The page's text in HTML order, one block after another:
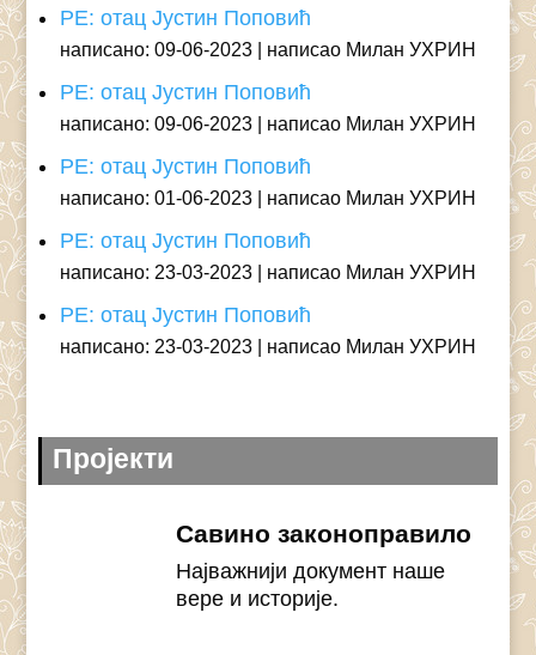
РЕ: отац Јустин Поповић
написано: 09-06-2023 написао Милан УХРИН
РЕ: отац Јустин Поповић
написано: 09-06-2023 написао Милан УХРИН
РЕ: отац Јустин Поповић
написано: 01-06-2023 написао Милан УХРИН
РЕ: отац Јустин Поповић
написано: 23-03-2023 написао Милан УХРИН
РЕ: отац Јустин Поповић
написано: 23-03-2023 написао Милан УХРИН
Пројекти
Савино законоправило
Најважнији документ наше
вере и историје.